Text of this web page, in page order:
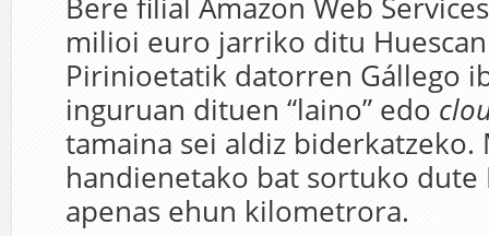
Bere filial Amazon Web
milioi euro jarriko ditu
Pirinioetatik datorren Gállego
inguruan dituen “laino” edo
tamaina sei aldiz biderkatzeko.
handienetako bat sortuko
apenas ehun kilometrora.